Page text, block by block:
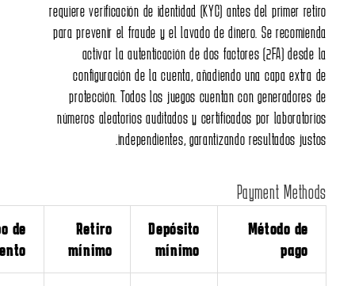
requiere verificación de
para prevenir el fraude y
activar la
configuración de la
protección. Todos
números aleatorios
Retiro
mínimo
Tiempo de
procesamiento
Comisiones